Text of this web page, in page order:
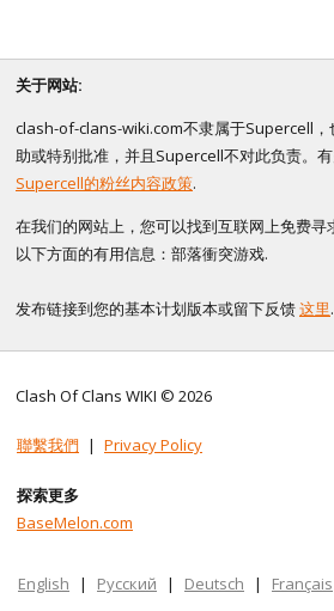
关于网站:
clash-of-clans-wiki.com不隶属于Supercell
助或特别批准，并且Supercell不对此负责。
Supercell的粉丝内容政策.
在我们的网站上，您可以找到互联网上免费
以下方面的有用信息：部落衝突游戏.
发布链接到您的基本计划版本或留下反馈这里.
Clash Of Clans WIKI © 2026
聯繫我們 | Privacy Policy
探索更多
BaseMelon.com
English | Русский | Deutsch | Français